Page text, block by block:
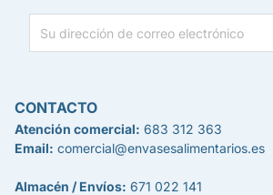
CONTACTO
Atención comercial: 683 312 363
Email: comercial@envasesalimentarios.es
Almacén / Envíos: 671 022 141